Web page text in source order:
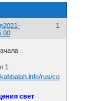
1
2021-
.
1
rus/content/vi
свет